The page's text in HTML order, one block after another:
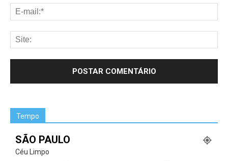
Tempo
SÃO PAULO
Céu Limpo